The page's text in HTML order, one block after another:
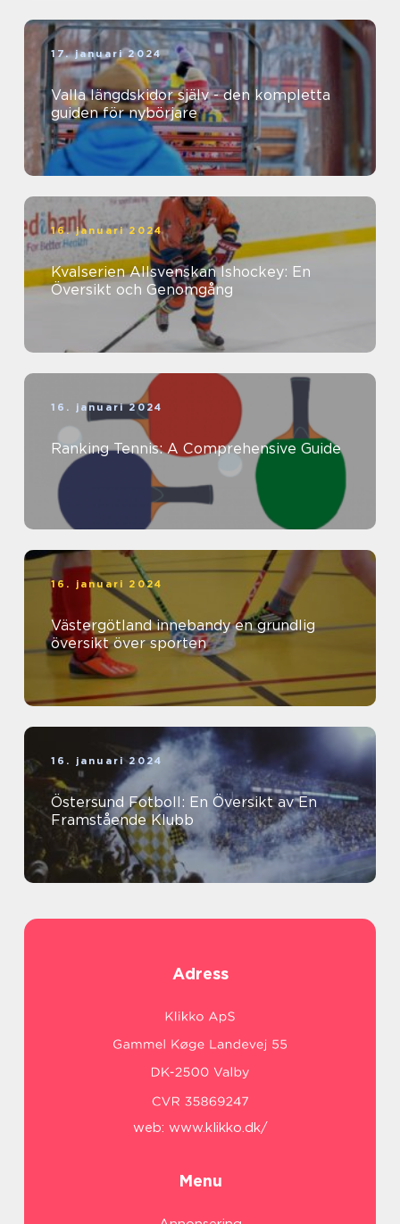
17. januari 2024
Valla längdskidor själv - den kompletta
guiden för nybörjare
16. januari 2024
Kvalserien Allsvenskan Ishockey: En
Översikt och Genomgång
16. januari 2024
Ranking Tennis: A Comprehensive Guide
16. januari 2024
Västergötland innebandy en grundlig
översikt över sporten
16. januari 2024
Östersund Fotboll: En Översikt av En
Framstående Klubb
Adress
web: www.klikko.dk/
Menu